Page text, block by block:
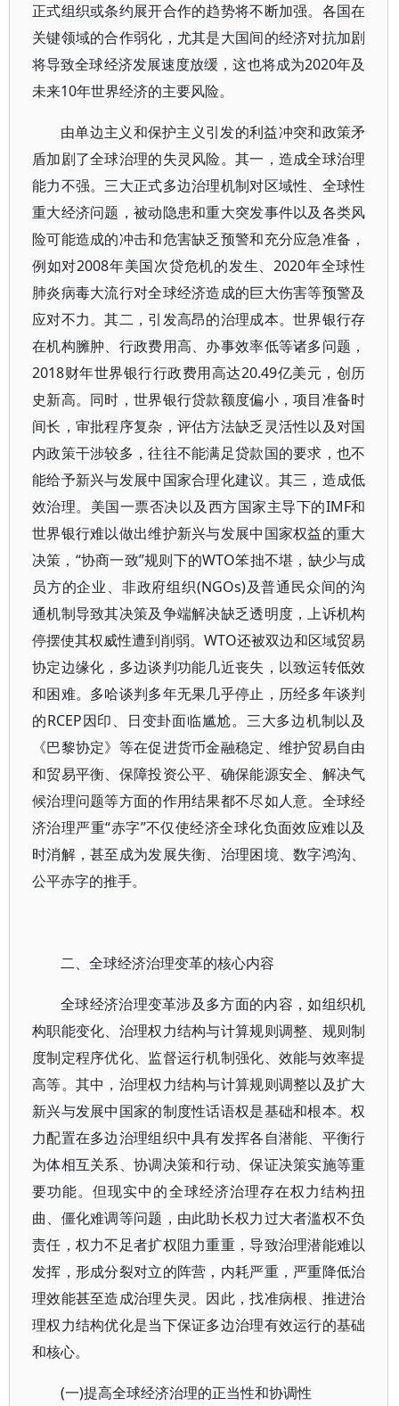
正式组织或条约展开合作的趋势将不断加强。各国在
关键领域的合作弱化，尤其是大国间的经济对抗加剧
将导致全球经济发展速度放缓，这也将成为2020年及
未来10年世界经济的主要风险。
由单边主义和保护主义引发的利益冲突和政策矛
盾加剧了全球治理的失灵风险。其一，造成全球治理
能力不强。三大正式多边治理机制对区域性、全球性
重大经济问题，被动隐患和重大突发事件以及各类风
险可能造成的冲击和危害缺乏预警和充分应急准备，
例如对2008年美国次贷危机的发生、2020年全球性
肺炎病毒大流行对全球经济造成的巨大伤害等预警及
应对不力。其二，引发高昂的治理成本。世界银行存
在机构臃肿、行政费用高、办事效率低等诸多问题，
2018财年世界银行行政费用高达20.49亿美元，创历
史新高。同时，世界银行贷款额度偏小，项目准备时
间长，审批程序复杂，评估方法缺乏灵活性以及对国
内政策干涉较多，往往不能满足贷款国的要求，也不
能给予新兴与发展中国家合理化建议。其三，造成低
效治理。美国一票否决以及西方国家主导下的IMF和
世界银行难以做出维护新兴与发展中国家权益的重大
决策，“协商一致”规则下的WTO笨拙不堪，缺少与成
员方的企业、非政府组织(NGOs)及普通民众间的沟
通机制导致其决策及争端解决缺乏透明度，上诉机构
停摆使其权威性遭到削弱。WTO还被双边和区域贸易
协定边缘化，多边谈判功能几近丧失，以致运转低效
和困难。多哈谈判多年无果几乎停止，历经多年谈判
的RCEP因印、日变卦面临尴尬。三大多边机制以及
《巴黎协定》等在促进货币金融稳定、维护贸易自由
和贸易平衡、保障投资公平、确保能源安全、解决气
候治理问题等方面的作用结果都不尽如人意。全球经
济治理严重“赤字”不仅使经济全球化负面效应难以及
时消解，甚至成为发展失衡、治理困境、数字鸿沟、
公平赤字的推手。
二、全球经济治理变革的核心内容
全球经济治理变革涉及多方面的内容，如组织机
构职能变化、治理权力结构与计算规则调整、规则制
度制定程序优化、监督运行机制强化、效能与效率提
高等。其中，治理权力结构与计算规则调整以及扩大
新兴与发展中国家的制度性话语权是基础和根本。权
力配置在多边治理组织中具有发挥各自潜能、平衡行
为体相互关系、协调决策和行动、保证决策实施等重
要功能。但现实中的全球经济治理存在权力结构扭
曲、僵化难调等问题，由此助长权力过大者滥权不负
责任，权力不足者扩权阻力重重，导致治理潜能难以
发挥，形成分裂对立的阵营，内耗严重，严重降低治
理效能甚至造成治理失灵。因此，找准病根、推进治
理权力结构优化是当下保证多边治理有效运行的基础
和核心。
(一)提高全球经济治理的正当性和协调性